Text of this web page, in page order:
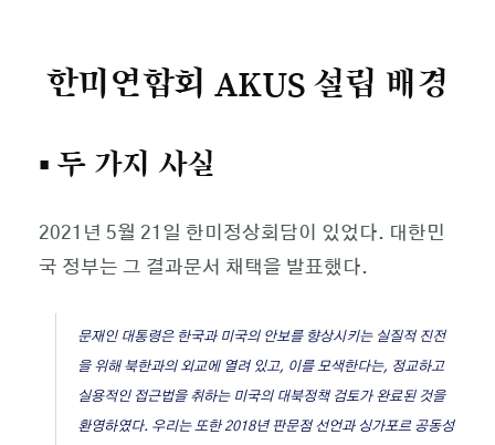
한미연합회 AKUS 설립 배경
▪ 두 가지 사실
2021년 5월 21일 한미정상회담이 있었다. 대한민
국 정부는 그 결과문서 채택을 발표했다.
문재인 대통령은 한국과 미국의 안보를 향상시키는 실질적 진전
을 위해 북한과의 외교에 열려 있고, 이를 모색한다는, 정교하고
실용적인 접근법을 취하는 미국의 대북정책 검토가 완료된 것을
환영하였다. 우리는 또한 2018년 판문점 선언과 싱가포르 공동성